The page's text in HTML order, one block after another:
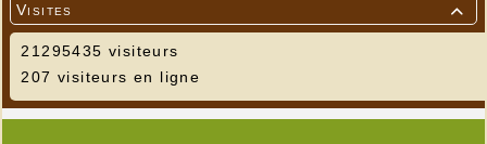

Visites
21295435 visiteurs
207 visiteurs en ligne